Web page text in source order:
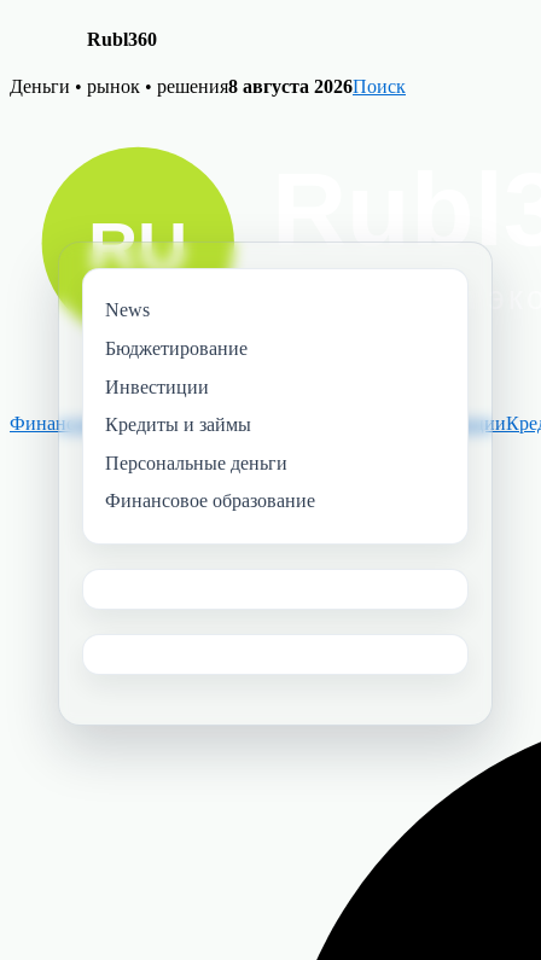
Rubl360
Skip
Деньги • рынок • решения8 августа 2026Поиск
Финансовое образованиеПерсональные деньги Инвестиции
News
Бюджетирование
Инвестиции
Кредиты и займы
Персональные деньги
Финансовое образование